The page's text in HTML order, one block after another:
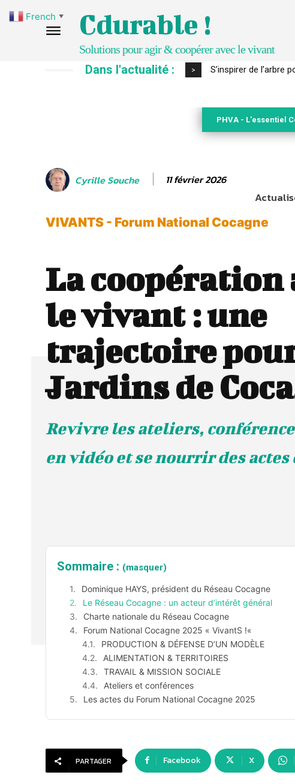
Cdurable !
Solutions pour agir & coopérer avec le vivant
Dans l'actualité : > S’inspirer de l’arbre
IPBES : le « GIEC
PHVA - L'essentiel
Cyrille Souche 11 février 2026
VIVANTS - Forum National Cocagne
La coopération
le vivant : une
trajectoire
Jardins de
Revivre les ateliers,
en vidéo et se nourrir des
Sommaire : (masquer)
Dominique HAYS, président du Réseau Cocagne
Le Réseau Cocagne : un acteur d’intérêt général
Charte nationale du Réseau Cocagne
Forum National Cocagne 2025 « VivantS !«
PRODUCTION & DÉFENSE D’UN MODÈLE
ALIMENTATION & TERRITOIRES
TRAVAIL & MISSION SOCIALE
Ateliers et conférences
Les actes du Forum National Cocagne 2025
PARTAGER Facebook X
French ▼